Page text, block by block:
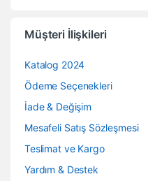
Müşteri İlişkileri
Katalog 2024
Ödeme Seçenekleri
İade & Değişim
Mesafeli Satış Sözleşmesi
Teslimat ve Kargo
Yardım & Destek